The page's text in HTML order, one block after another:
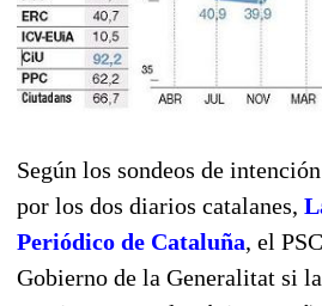
Según los sondeos de
por los dos diarios catalanes,
Periódico de Cataluña, el
Gobierno de la Generalitat si